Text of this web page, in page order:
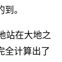
。
站在大地之
全计算出了